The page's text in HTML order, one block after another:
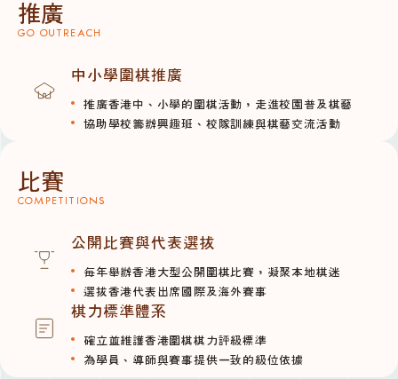
推廣
GO OUTREACH
中小學圍棋推廣
推廣香港中、小學的圍棋活動，走進校園普及棋藝
協助學校籌辦興趣班、校隊訓練與棋藝交流活動
比賽
COMPETITIONS
公開比賽與代表選拔
每年舉辦香港大型公開圍棋比賽，凝聚本地棋迷
選拔香港代表出席國際及海外賽事
棋力標準體系
確立並維護香港圍棋棋力評級標準
為學員、導師與賽事提供一致的級位依據